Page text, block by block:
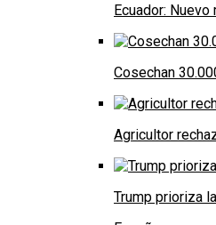
Ecuador:
Cosechan
Agricultor
Trump prioriza